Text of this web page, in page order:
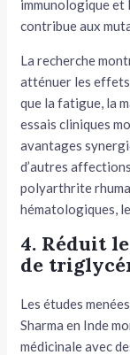
immunologique
contribue aux
La recherche
atténuer les
que la fatigue, la
essais cliniques
avantages
d’autres
polyarthrite
hématologiques,
4. Réduit
de
Les études
Sharma en Inde
médicinale avec